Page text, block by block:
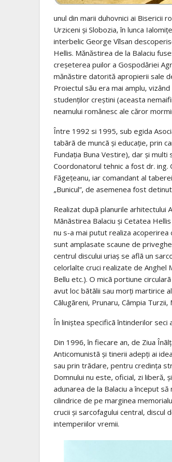
unul din marii duhovnici ai Bisericii
Urziceni și Slobozia, în lunca
interbelic George Vîlsan
Hellis. Mănăstirea de la Balaciu
creșeterea puilor a Gospodăriei
mănăstire datorită apropierii sale
Proiectul său era mai amplu,
studenților creștini (aceasta
neamului românesc ale căror
Între 1992 si 1995, sub egida
tabãrã de muncã și educație, prin
Fundația Buna Vestire), dar și
Coordonatorul tehnic a fost dr. ing.
Făgețeanu, iar comandant al
„Bunicul”, de asemenea fost
Realizat dupã planurile arhitectului
Mãnãstirea Balaciu și Cetatea
nu s-a mai putut realiza
sunt amplasate scaune de
centrul discului uriaș se aflã un
celorlalte cruci realizate de Anghel
Bellu etc.). O micã portiune
avut loc bãtãlii sau morți martirice
Cãlugãreni, Prunaru, Câmpia Turzii,
În liniștea specificã întinderilor seci
Din 1996, în fiecare an, de Ziua
Anticomunistã și tinerii adepți ai
sau prin trãdare, pentru credința
Domnului nu este, oficial, zi liberă,
adunarea de la Balaciu a început
cilindrice de pe marginea
crucii și sarcofagului central,
intemperiilor vremii.